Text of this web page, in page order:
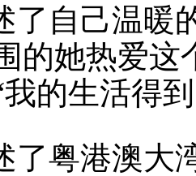
了自己温暖
的她热爱
的生活得
了粤港澳大